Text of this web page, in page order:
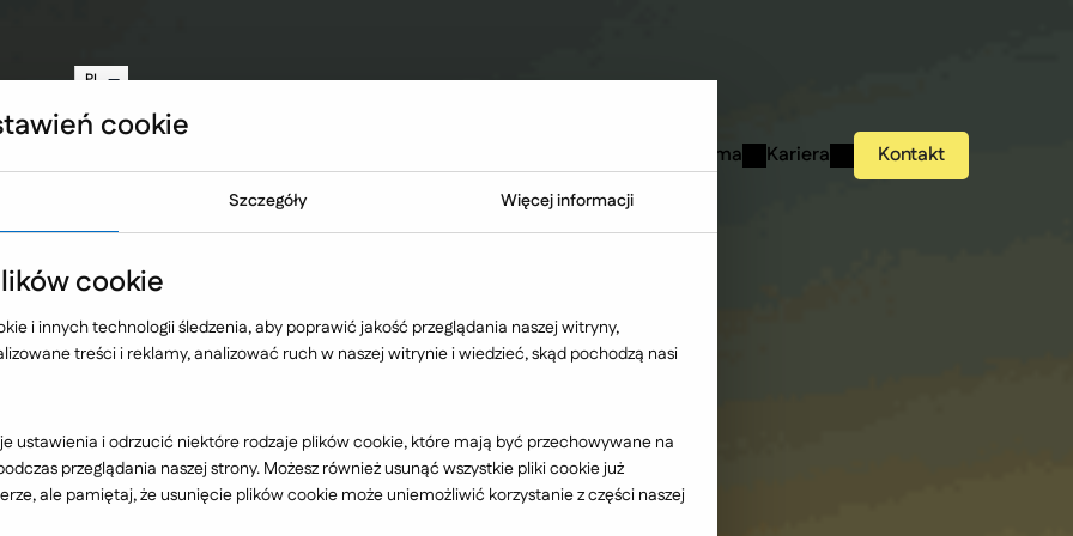
PL
EN
NO
Firma Kariera Kontakt
cookie
Szczegóły Więcej informacji
cookie
i innych technologii śledzenia, aby poprawić jakość przeglądania naszej witryny,
treści i reklamy, analizować ruch w naszej witrynie i wiedzieć, skąd pochodzą nasi
ustawienia i odrzucić niektóre rodzaje plików cookie, które mają być przechowywane na
przeglądania naszej strony. Możesz również usunąć wszystkie pliki cookie już
ale pamiętaj, że usunięcie plików cookie może uniemożliwić korzystanie z części naszej